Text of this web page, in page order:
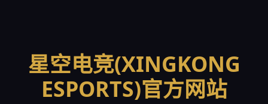
星空电竞(XINGKONG
ESPORTS)官方网站